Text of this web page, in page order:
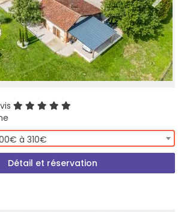
à 310€
Détail et réservation